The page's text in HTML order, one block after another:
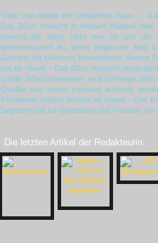
"Aha, mal wieder ein verfluchtes Haus ...
Das Böse erwacht in meinen Händen
Obwohl die Story nicht neu ist und die
genreuntypisch ist, liefert Regisseur Mac
Garniert mit kleineren Innovationen, klasse
hat es Haunt - Das Böse erwacht
subtile Schockmomente, eine stimmige
Qualität und einem konstant aufrecht
Filmabend. Neben SinisteristHaunt - Das
Segment und für Genrefans und Freunde
Die letzten Artikel der Redakteurin: